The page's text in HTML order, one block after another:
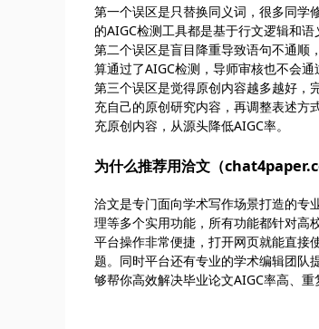
第一个误区是只替换同义词，很多同学
的AIGC检测工具都是基于行文逻辑和
第二个误区是盲目降重导致语句不通顺
算通过了AIGC检测，导师审核也不会通
第三个误区是觉得原创内容越多越好，
充自己的原创研究内容，再调整表述
充原创内容，从源头降低AIGC率。
为什么推荐用洽文（
洽文是专门面向学术写作场景打造的专
理等多个实用功能，所有功能都针对高
平台操作非常便捷，打开网页就能直接
题。同时平台还有专业的学术编辑团队
够帮你高效解决毕业论文AIGC率高、